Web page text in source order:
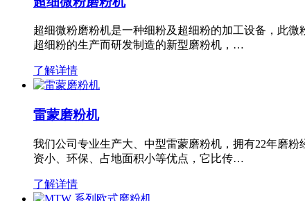
超细微粉磨粉机是一种细粉及超细粉的加工设备，此
超细粉的生产而研发制造的新型磨粉机，…
了解详情
雷蒙磨粉机
我们公司专业生产大、中型雷蒙磨粉机，拥有22年磨
资小、环保、占地面积小等优点，它比传…
了解详情